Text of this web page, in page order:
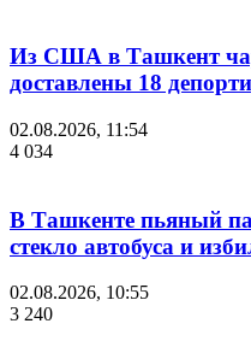
Из США в Ташкент
доставлены 18
02.08.2026, 11:54
4 034
В Ташкенте пьяный
стекло автобуса и
02.08.2026, 10:55
3 240